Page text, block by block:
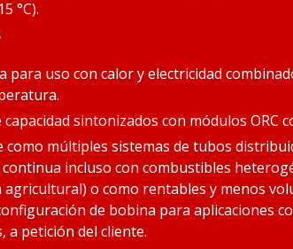
°C).
para uso con calor y electricidad
capacidad sintonizados con módulos ORC
como múltiples sistemas de tubos
incluso con combustibles
agricultural) o como rentables y menos
de bobina para aplicaciones
a petición del cliente.